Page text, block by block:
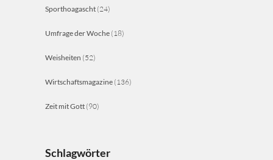
Sporthoagascht (24)
Umfrage der Woche (18)
Weisheiten (52)
Wirtschaftsmagazine (136)
Zeit mit Gott (90)
Schlagwörter